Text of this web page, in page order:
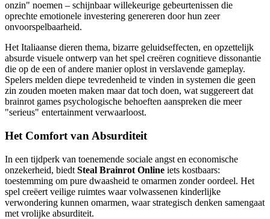
onzin" noemen – schijnbaar willekeurige gebeurtenissen die
oprechte emotionele investering genereren door hun zeer
onvoorspelbaarheid.
Het Italiaanse dieren thema, bizarre geluidseffecten, en opzettelijk
absurde visuele ontwerp van het spel creëren cognitieve dissonantie
die op de een of andere manier oplost in verslavende gameplay.
Spelers melden diepe tevredenheid te vinden in systemen die geen
zin zouden moeten maken maar dat toch doen, wat suggereert dat
brainrot games psychologische behoeften aanspreken die meer
"serieus" entertainment verwaarloost.
Het Comfort van Absurditeit
In een tijdperk van toenemende sociale angst en economische
onzekerheid, biedt Steal Brainrot Online iets kostbaars:
toestemming om pure dwaasheid te omarmen zonder oordeel. Het
spel creëert veilige ruimtes waar volwassenen kinderlijke
verwondering kunnen omarmen, waar strategisch denken samengaat
met vrolijke absurditeit.